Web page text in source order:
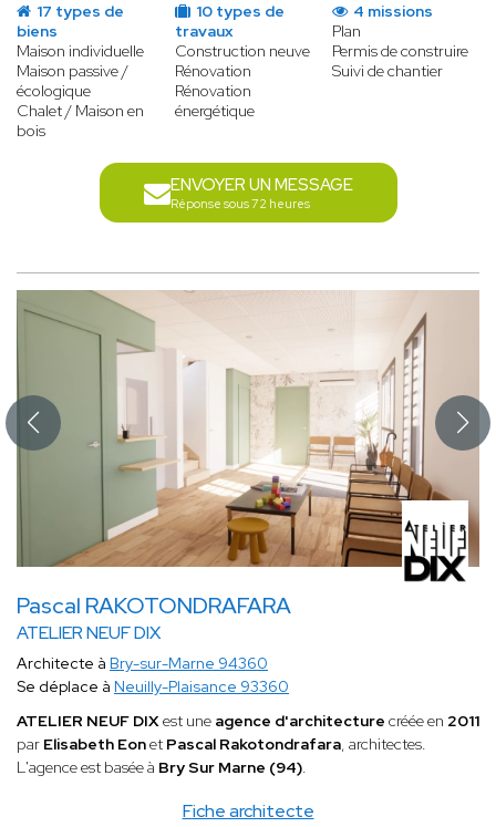
17 types de
biens
Maison individuelle
Maison passive /
écologique
Chalet / Maison en
bois
10 types de
travaux
Construction neuve
Rénovation
Rénovation
énergétique
4 missions
Plan
Permis de construire
Suivi de chantier
ENVOYER UN MESSAGE
Réponse sous 72 heures
Pascal RAKOTONDRAFARA
ATELIER NEUF DIX
Fiche architecte
Architecte à Bry-sur-Marne 94360
Se déplace à Neuilly-Plaisance 93360
ATELIER NEUF DIXest une agence d'architecture créée en 2011
par Elisabeth Eonet Pascal Rakotondrafara, architectes.
L'agence est basée à Bry Sur Marne (94).